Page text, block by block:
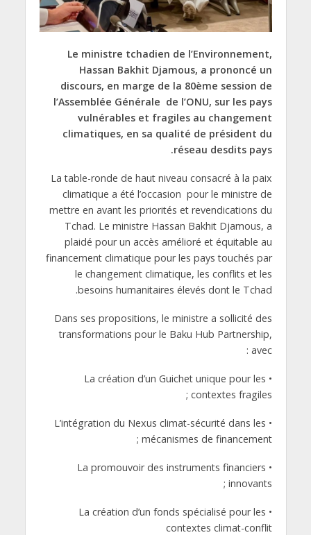
Le ministre tchadien de l’Environnement,
Hassan Bakhit Djamous, a prononcé un
discours, en marge de la 80ème session de
l’Assemblée Générale de l’ONU, sur les pays
vulnérables et fragiles au changement
climatiques, en sa qualité de président du
réseau desdits pays.
La table-ronde de haut niveau consacré à la paix
climatique a été l’occasion pour le ministre de
mettre en avant les priorités et revendications du
Tchad. Le ministre Hassan Bakhit Djamous, a
plaidé pour un accès amélioré et équitable au
financement climatique pour les pays touchés par
le changement climatique, les conflits et les
besoins humanitaires élevés dont le Tchad.
Dans ses propositions, le ministre a sollicité des
transformations pour le Baku Hub Partnership,
avec :
• La création d’un Guichet unique pour les
contextes fragiles ;
• L’intégration du Nexus climat-sécurité dans les
mécanismes de financement ;
• La promouvoir des instruments financiers
innovants ;
• La création d’un fonds spécialisé pour les
contextes climat-conflit